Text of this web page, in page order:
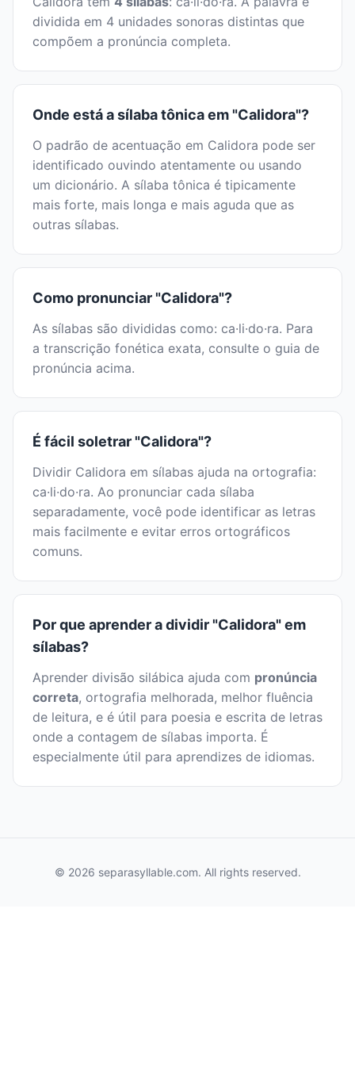
dividida em 4 unidades sonoras distintas que
compõem a pronúncia completa.
Onde está a sílaba tônica em "Calidora"?
O padrão de acentuação em Calidora pode ser
identificado ouvindo atentamente ou usando
um dicionário. A sílaba tônica é tipicamente
mais forte, mais longa e mais aguda que as
outras sílabas.
Como pronunciar "Calidora"?
As sílabas são divididas como: ca·li·do·ra. Para
a transcrição fonética exata, consulte o guia de
pronúncia acima.
É fácil soletrar "Calidora"?
Dividir Calidora em sílabas ajuda na ortografia:
ca·li·do·ra. Ao pronunciar cada sílaba
separadamente, você pode identificar as letras
mais facilmente e evitar erros ortográficos
comuns.
Por que aprender a dividir "Calidora" em
sílabas?
Aprender divisão silábica ajuda com pronúncia
correta, ortografia melhorada, melhor fluência
de leitura, e é útil para poesia e escrita de letras
onde a contagem de sílabas importa. É
especialmente útil para aprendizes de idiomas.
© 2026 separasyllable.com. All rights reserved.